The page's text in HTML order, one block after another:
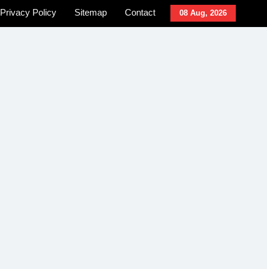
08 Aug, 2026
Privacy Policy Sitemap
Contact